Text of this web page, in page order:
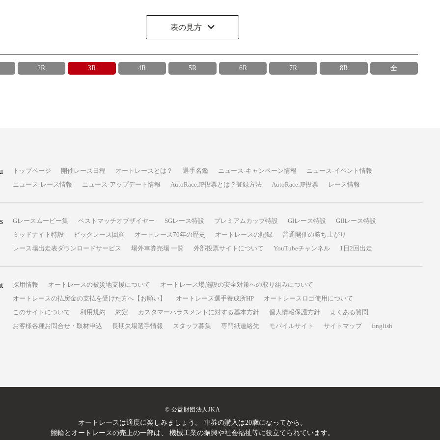
表の見方
2R 3R 4R 5R 6R 7R 8R 全
トップページ 開催レース日程 オートレースとは？ 選手名鑑 ニュース-キャンペーン情報
ニュース-イベント情報
ニュース-レース情報
ニュース-アップデート情報 AutoRace.JP投票とは？登録方法 AutoRace.JP投票 レース情報
Gレースムービー集 ベストマッチオブザイヤー SGレース特設 プレミアムカップ特設 GIレース特設
GIIレース特設
ミッドナイト特設
ビックレース回顧 オートレース70年の歴史 オートレースの記録
普通開催の勝ち上がり
レース場出走表ダウンロードサービス
場外車券売場 一覧 外部投票サイトについて YouTubeチャンネル 1日2回出走
採用情報 オートレースの被災地支援について
オートレース場施設の安全対策への取り組みについて
オートレースの払戻金の支払を受けた方へ【お願い】
オートレース選手養成所HP
オートレースロゴ使用について
このサイトについて
利用規約 約定 カスタマーハラスメントに対する基本方針 個人情報保護方針
よくある質問
お客様各種お問合せ・取材申込
長期欠場選手情報 スタッフ募集 専門紙連絡先 モバイルサイト サイトマップ English
© 公益財団法人JKA
オートレースは適度に楽しみましょう。
車券の購入は20歳になってから。
競輪とオートレースの売上の一部は、
機械工業の振興や社会福祉等に役立てられています。